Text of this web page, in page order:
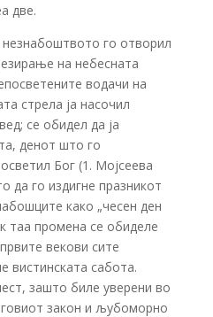
две.
го отворил
на небесната
водачи на
стрела ја насочил
се обидел да ја
денот што го
Бог (1. Мојсеева
да го издигне празникот
како „чесен ден
таа промена се обиделе
векови сите
вистинската сабота.
зашто биле уверени во
закон и љубоморно